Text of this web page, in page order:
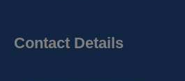
Contact Details